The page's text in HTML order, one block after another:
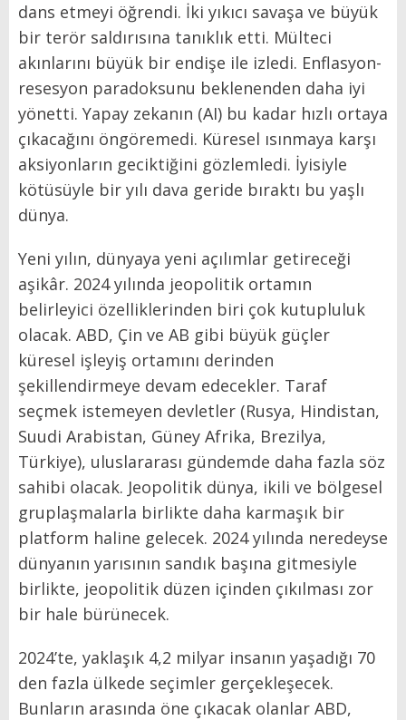
dans etmeyi öğrendi. İki yıkıcı savaşa ve büyük
bir terör saldırısına tanıklık etti. Mülteci
akınlarını büyük bir endişe ile izledi. Enflasyon-
resesyon paradoksunu beklenenden daha iyi
yönetti. Yapay zekanın (AI) bu kadar hızlı ortaya
çıkacağını öngöremedi. Küresel ısınmaya karşı
aksiyonların geciktiğini gözlemledi. İyisiyle
kötüsüyle bir yılı dava geride bıraktı bu yaşlı
dünya.
Yeni yılın, dünyaya yeni açılımlar getireceği
aşikâr. 2024 yılında jeopolitik ortamın
belirleyici özelliklerinden biri çok kutupluluk
olacak. ABD, Çin ve AB gibi büyük güçler
küresel işleyiş ortamını derinden
şekillendirmeye devam edecekler. Taraf
seçmek istemeyen devletler (Rusya, Hindistan,
Suudi Arabistan, Güney Afrika, Brezilya,
Türkiye), uluslararası gündemde daha fazla söz
sahibi olacak. Jeopolitik dünya, ikili ve bölgesel
gruplaşmalarla birlikte daha karmaşık bir
platform haline gelecek. 2024 yılında neredeyse
dünyanın yarısının sandık başına gitmesiyle
birlikte, jeopolitik düzen içinden çıkılması zor
bir hale bürünecek.
2024’te, yaklaşık 4,2 milyar insanın yaşadığı 70
den fazla ülkede seçimler gerçekleşecek.
Bunların arasında öne çıkacak olanlar ABD,